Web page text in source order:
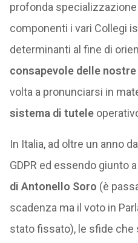
profonda specializzazione
componenti i vari Collegi
determinanti al fine di
consapevole delle
volta a pronunciarsi in
sistema di tutele
In Italia, ad oltre un anno
GDPR ed essendo giunto a
di Antonello Soro (è
scadenza ma il voto in
stato fissato), le sfide che